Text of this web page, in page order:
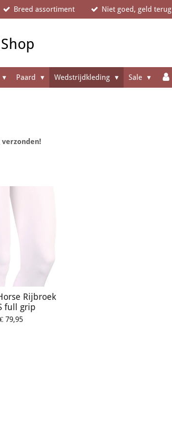
Breed assortiment Niet goed, geld terug
Paard Wedstrijdkleding Sale
verzonden!
Rijbroek
full grip
€ 79,95